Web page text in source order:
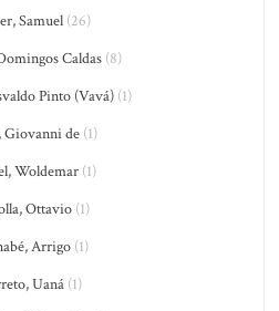
Samuel (26)
Caldas (8)
Pinto (Vavá) (1)
Giovanni de (1)
Woldemar (1)
Ottavio (1)
Arrigo(1)
Uaná (1)